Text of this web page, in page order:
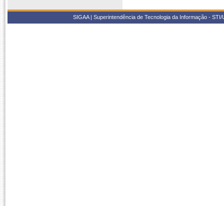
SIGAA | Superintendência de Tecnologia da Informação -